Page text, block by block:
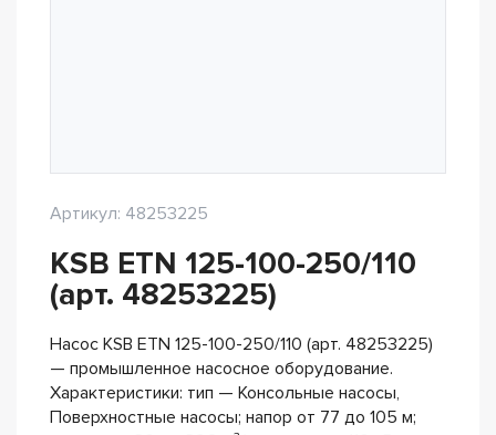
Артикул: 48253225
KSB ETN 125-100-250/110
(арт. 48253225)
Насос KSB ETN 125-100-250/110 (арт. 48253225)
— промышленное насосное оборудование.
Характеристики: тип — Консольные насосы,
Поверхностные насосы; напор от 77 до 105 м;